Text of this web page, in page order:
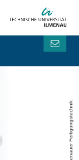
Ilmenauer Fertigungstechnik